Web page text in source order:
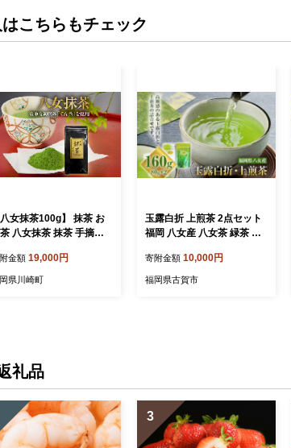
こちらもチェック
八女抹茶100g】 抹茶 お
八女抹茶 抹茶 手摘み
茶 お茶 茶 緑茶 粉末 石
き 茶道 抹茶 詰め合わ
金額 19,000円
県川崎町
玉露白折 上煎茶 2点セット
福岡 八女産 八女茶 緑茶 日
め合わせ セット 送料無料
寄附金額 10,000円
福岡県古賀市
礼品
3